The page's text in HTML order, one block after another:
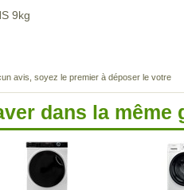
9kg
avis, soyez le premier à déposer le votre
dans la même